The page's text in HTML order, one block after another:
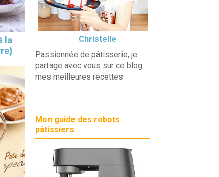
la
Christelle
Passionnée de pâtisserie, je
partage avec vous sur ce blog
mes meilleures recettes
Mon guide des robots
pâtissiers